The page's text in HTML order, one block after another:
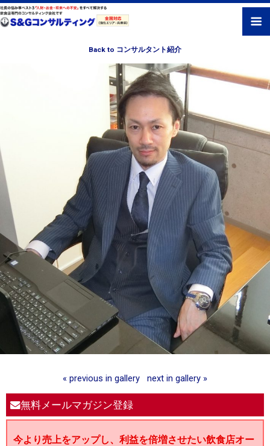
Back to コンサルタント紹介
« previous in gallery next in gallery »
無料メールマガジン登録
今より売上をアップし、利益を倍増させたい飲食店オー